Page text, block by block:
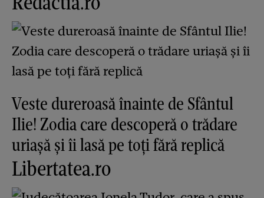
Veste dureroasă înainte de Sfântul
Ilie! Zodia care descoperă o trădare
uriașă și îi lasă pe toți fără replică
Libertatea.ro